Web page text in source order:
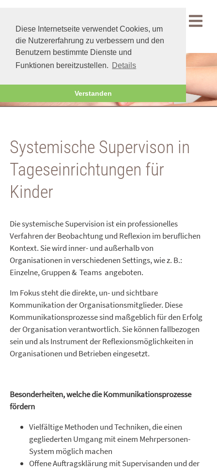
Diese Internetseite verwendet Cookies, um
die Nutzererfahrung zu verbessern und den
Benutzern bestimmte Dienste und
Funktionen bereitzustellen. Details
Verstanden
Private Kunden | Gewerbliche Kunden
Systemische Supervison in
Tageseinrichtungen für
Kinder
Die systemische Supervision ist ein professionelles
Verfahren der Beobachtung und Reflexion im beruflichen
Kontext. Sie wird inner- und außerhalb von
Organisationen in verschiedenen Settings, wie z. B.:
Einzelne, Gruppen & Teams angeboten.
Im Fokus steht die direkte, un- und sichtbare
Kommunikation der Organisationsmitglieder. Diese
Kommunikationsprozesse sind maßgeblich für den Erfolg
der Organisation verantwortlich. Sie können fallbezogen
sein und als Instrument der Reflexionsmöglichkeiten in
Organisationen und Betrieben eingesetzt.
Besonderheiten, welche die Kommunikationsprozesse
fördern
Vielfältige Methoden und Techniken, die einen
gegliederten Umgang mit einem Mehrpersonen-
System möglich machen
Offene Auftragsklärung mit Supervisanden und der